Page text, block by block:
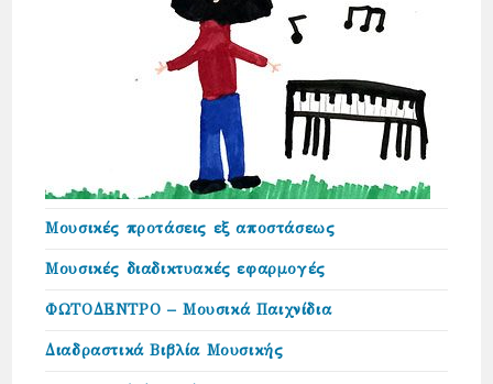
Μουσικές προτάσεις εξ αποστάσεως
Μουσικές διαδικτυακές εφαρμογές
ΦΩΤΟΔΕΝΤΡΟ – Μουσικά Παιχνίδια
Διαδραστικά Βιβλία Μουσικής